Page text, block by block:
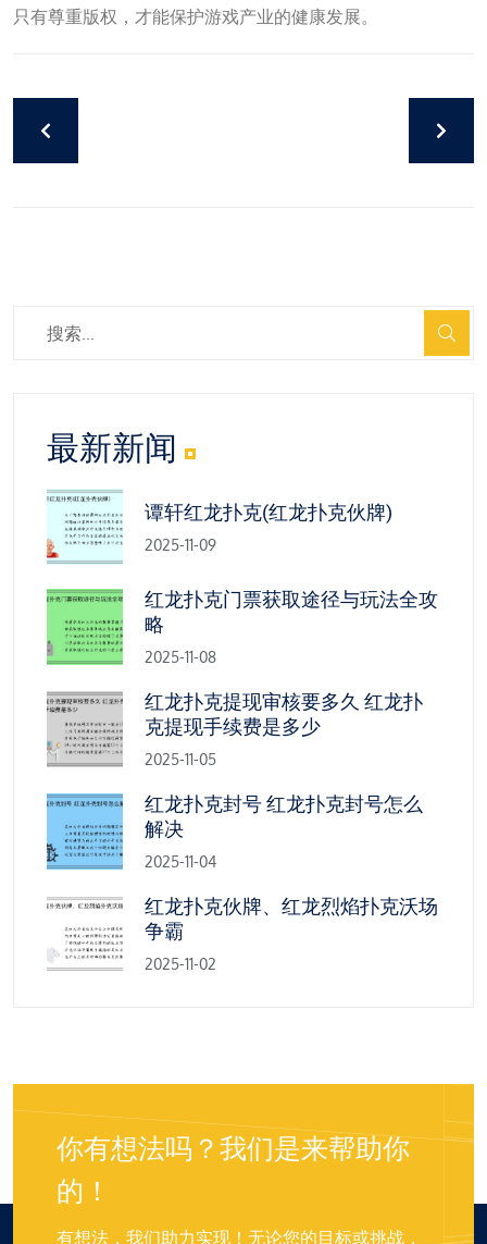
只有尊重版权，才能保护游戏产业的健康发展。
最新新闻
谭轩红龙扑克(红龙扑克伙牌)
2025-11-09
红龙扑克门票获取途径与玩法全攻
略
2025-11-08
红龙扑克提现审核要多久 红龙扑
克提现手续费是多少
2025-11-05
红龙扑克封号 红龙扑克封号怎么
解决
2025-11-04
红龙扑克伙牌、红龙烈焰扑克沃场
争霸
2025-11-02
你有想法吗？我们是来帮助你
的！
有想法，我们助力实现！无论您的目标或挑战，